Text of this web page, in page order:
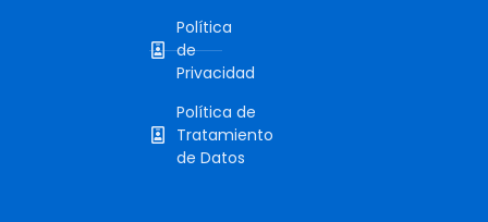
Política
de
Privacidad
Política de
Tratamiento
de Datos